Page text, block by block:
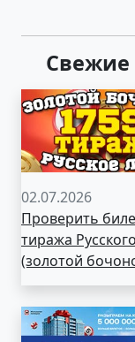
Свежие
02.07.2026
Проверить
тиража
(золотой